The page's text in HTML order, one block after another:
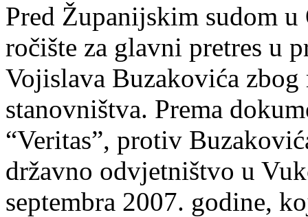
Pred Županijskim sudom u
ročište za glavni pretres u
Vojislava Buzakovića
stanovništva. Prema
“Veritas”, protiv
državno odvjetništvo u
septembra 2007. godine,